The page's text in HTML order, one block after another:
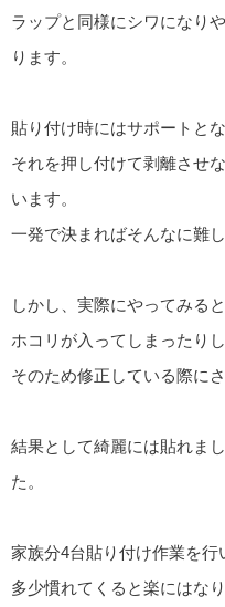
ラップと同様にシワになり
ります。
貼り付け時にはサポートと
それを押し付けて剥離させ
います。
一発で決まればそんなに難
しかし、実際にやってみる
ホコリが入ってしまったり
そのため修正している際に
結果として綺麗には貼れま
た。
家族分4台貼り付け作業を行
多少慣れてくると楽にはなり